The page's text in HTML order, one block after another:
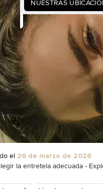
NUESTRAS
el 26 de marzo de 2026
la entretela adecuada -